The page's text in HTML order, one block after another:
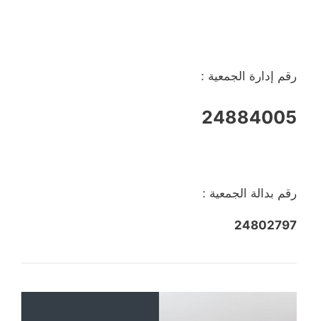
رقم إدارة الجمعية :
24884005
رقم بدالة الجمعية :
24802797